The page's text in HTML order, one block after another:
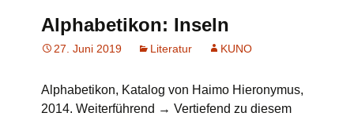
Alphabetikon: Inseln
27. Juni 2019 Literatur KUNO
Alphabetikon, Katalog von Haimo Hieronymus,
2014. Weiterführend → Vertiefend zu diesem